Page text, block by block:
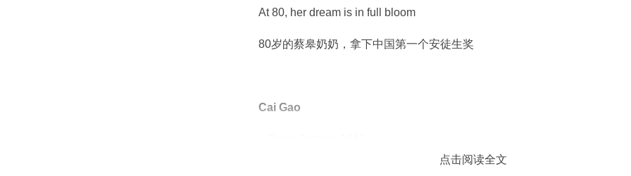
At 80, her dream is in full bloom
80岁的蔡皋奶奶，拿下中国第一个安徒生奖
Cai Gao
点击阅读全文